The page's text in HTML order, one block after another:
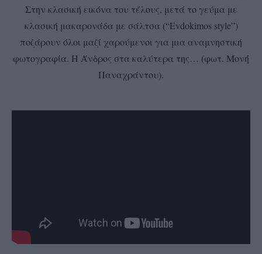
Στην κλασική εικόνα του τέλους, μετά το γεύμα με
κλασική μακαρονάδα με σάλτσα (“Evdokimos style”)
ποζάρουν όλοι μαζί χαρούμενοι για μια αναμνηστική
φωτογραφία. Η Άνδρος στα καλύτερα της… (φωτ. Μονή
Παναχράντου).